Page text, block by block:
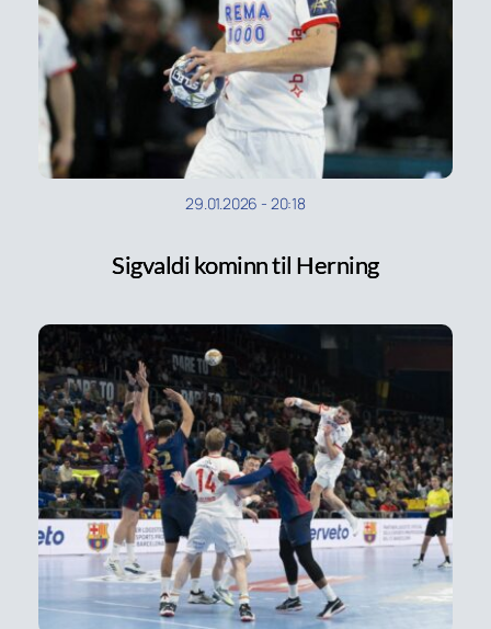
29.01.2026 - 20:18
Sigvaldi kominn til Herning